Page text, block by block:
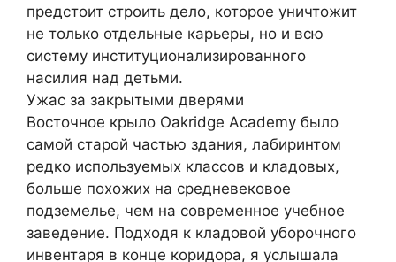
предстоит строить дело, которое уничтожит
не только отдельные карьеры, но и всю
систему институционализированного
насилия над детьми.
Ужас за закрытыми дверями
Восточное крыло Oakridge Academy было
самой старой частью здания, лабиринтом
редко используемых классов и кладовых,
больше похожих на средневековое
подземелье, чем на современное учебное
заведение. Подходя к кладовой уборочного
инвентаря в конце коридора, я услышала